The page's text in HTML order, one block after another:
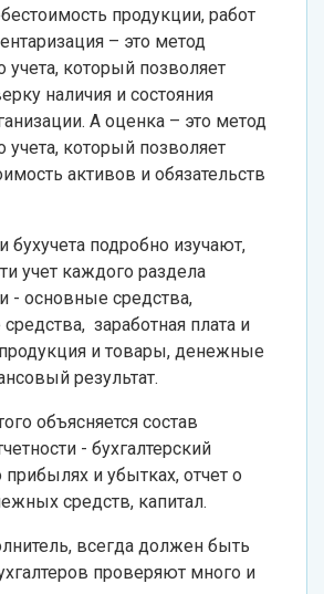
продукции, работ
– это метод
учета, который позволяет
наличия и состояния
А оценка – это метод
учета, который позволяет
активов и обязательств
бухучета подробно изучают,
учет каждого раздела
- основные средства,
заработная плата и
и товары, денежные
результат.
объясняется состав
- бухгалтерский
прибылях и убытках, отчет о
средств, капитал.
всегда должен быть
проверяют много и